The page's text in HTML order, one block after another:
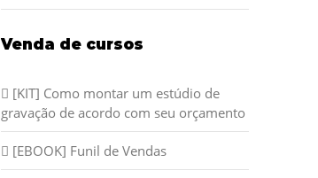
Venda de cursos
[KIT] Como montar um estúdio de
gravação de acordo com seu orçamento
[EBOOK] Funil de Vendas